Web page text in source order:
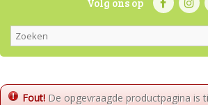
Volg ons op
Fout! De opgevraagde productpagina is